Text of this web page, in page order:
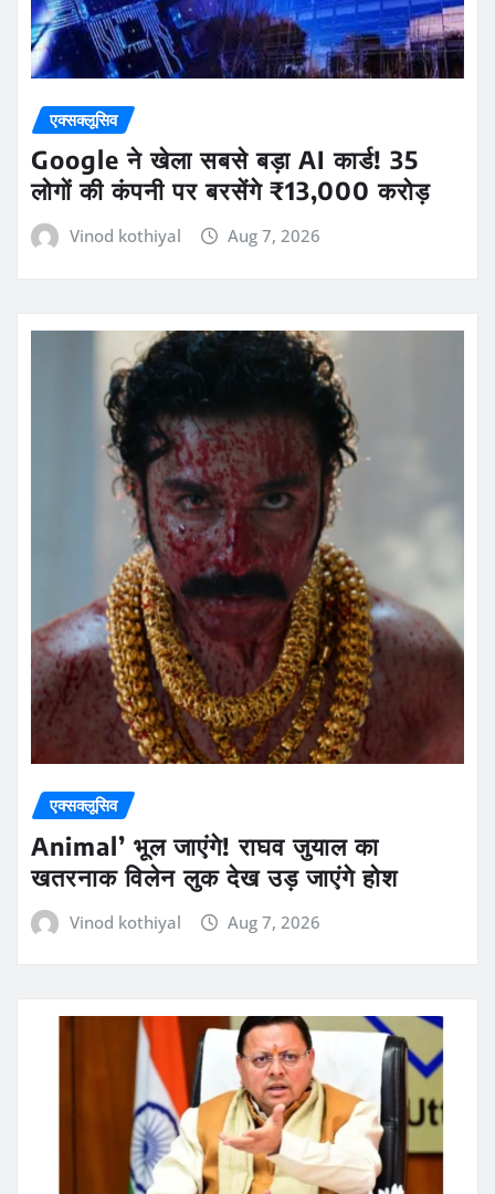
एक्सक्लूसिव
Google ने खेला सबसे बड़ा AI कार्ड! 35
लोगों की कंपनी पर बरसेंगे ₹13,000 करोड़
Vinod kothiyal Aug 7, 2026
एक्सक्लूसिव
Animal’ भूल जाएंगे! राघव जुयाल का
खतरनाक विलेन लुक देख उड़ जाएंगे होश
Vinod kothiyal Aug 7, 2026